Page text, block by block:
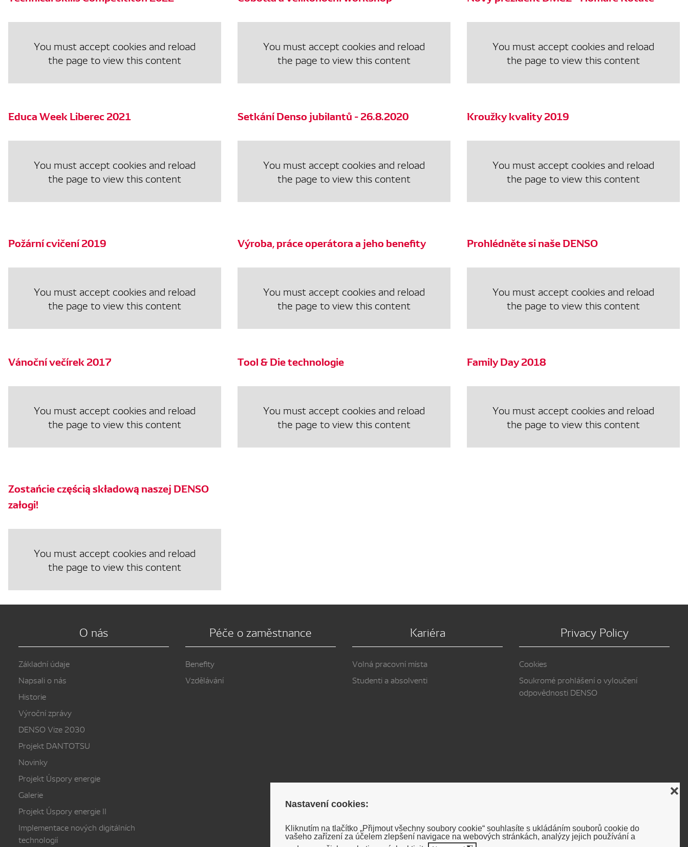
Nastavení cookies:
Kliknutím na tlačítko „Přijmout všechny soubory cookie“ souhlasíte s ukládáním souborů cookie do
vašeho zařízení za účelem zlepšení navigace na webových stránkách, analýzy jejich používání a
❌
You must accept cookies and reload
the page to view this content
You must accept cookies and reload
the page to view this content
You must accept cookies and reload
the page to view this content
Educa Week Liberec 2021
You must accept cookies and reload
the page to view this content
Setkání Denso jubilantů - 26.8.2020
You must accept cookies and reload
the page to view this content
Kroužky kvality 2019
You must accept cookies and reload
the page to view this content
Požární cvičení 2019
You must accept cookies and reload
the page to view this content
Výroba, práce operátora a jeho benefity
You must accept cookies and reload
the page to view this content
Prohlédněte si naše DENSO
You must accept cookies and reload
the page to view this content
Vánoční večírek 2017
You must accept cookies and reload
the page to view this content
Tool & Die technologie
You must accept cookies and reload
the page to view this content
Family Day 2018
You must accept cookies and reload
the page to view this content
Zostańcie częścią składową naszej DENSO
załogi!
You must accept cookies and reload
the page to view this content
O nás
Základní údaje
Napsali o nás
Historie
Výroční zprávy
DENSO Vize 2030
Projekt DANTOTSU
Novinky
Projekt Úspory energie
Galerie
Projekt Úspory energie II
Implementace nových digitálních
technologií
Péče o zaměstnance
Benefity
Vzdělávání
Kariéra
Volná pracovní místa
Studenti a absolventi
Privacy Policy
Cookies
Soukromé prohlášení o vyloučení
odpovědnosti DENSO